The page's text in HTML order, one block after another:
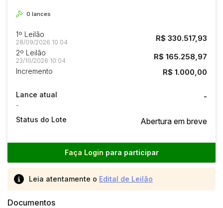
0 lances
1º Leilão
28/09/2026 10:04 R$ 330.517,93
2º Leilão
23/10/2026 10:04 R$ 165.258,97
Incremento R$ 1.000,00
Lance atual
-
-
Status do Lote Abertura em breve
Faça Login para participar
Leia atentamente o Edital de Leilão
Documentos